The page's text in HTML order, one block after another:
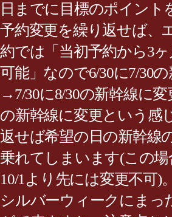
日までに目標のポイント
予約変更を繰り返せば、
約では「当初予約から3
可能」なので6/30に7/30
→7/30に8/30の新幹線に
の新幹線に変更という感
返せば希望の日の新幹線
乗れてしまいます(この場
10/1より先には変更不可)
シルバーウィークにまっ